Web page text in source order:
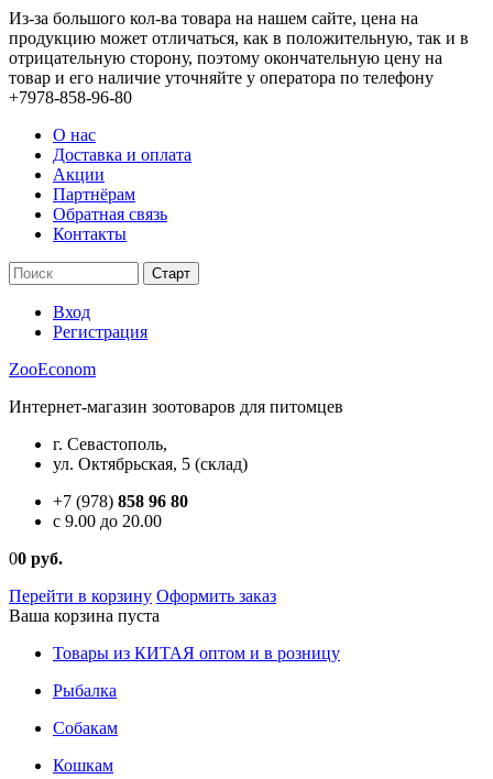
Из-за большого кол-ва товара на нашем сайте, цена на
продукцию может отличаться, как в положительную, так и в
отрицательную сторону, поэтому окончательную цену на
товар и его наличие уточняйте у оператора по телефону
+7978-858-96-80
О нас
Доставка и оплата
Акции
Партнёрам
Обратная связь
Контакты
Вход
Регистрация
ZooEconom
Интернет-магазин зоотоваров для питомцев
г. Севастополь,
ул. Октябрьская, 5 (склад)
+7 (978) 858 96 80
c 9.00 до 20.00
00 руб.
Перейти в корзину Оформить заказ
Ваша корзина пуста
Товары из КИТАЯ оптом и в розницу
Рыбалка
Собакам
Кошкам